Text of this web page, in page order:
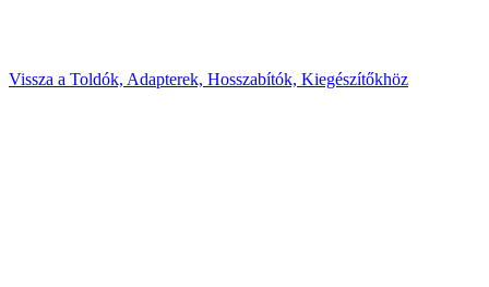
Vissza a Toldók, Adapterek, Hosszabítók, Kiegészítőkhöz